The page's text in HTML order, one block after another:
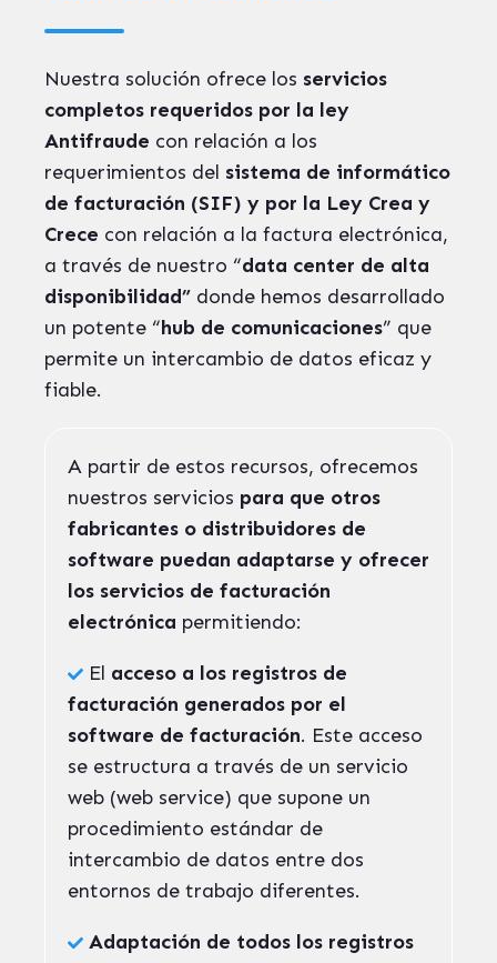
Nuestra solución ofrece los servicios
completos requeridos por la ley
Antifraude con relación a los
requerimientos del sistema de informático
de facturación (SIF) y por la Ley Crea y
Crece con relación a la factura electrónica,
a través de nuestro “data center de alta
disponibilidad” donde hemos desarrollado
un potente “hub de comunicaciones” que
permite un intercambio de datos eficaz y
fiable.
A partir de estos recursos, ofrecemos
nuestros servicios para que otros
fabricantes o distribuidores de
software puedan adaptarse y ofrecer
los servicios de facturación
electrónica permitiendo:
El acceso a los registros de
facturación generados por el
software de facturación. Este acceso
se estructura a través de un servicio
web (web service) que supone un
procedimiento estándar de
intercambio de datos entre dos
entornos de trabajo diferentes.
Adaptación de todos los registros